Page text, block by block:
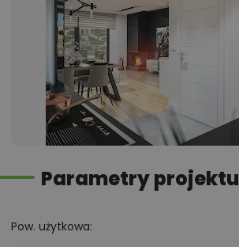
Parametry projektu
Pow. użytkowa